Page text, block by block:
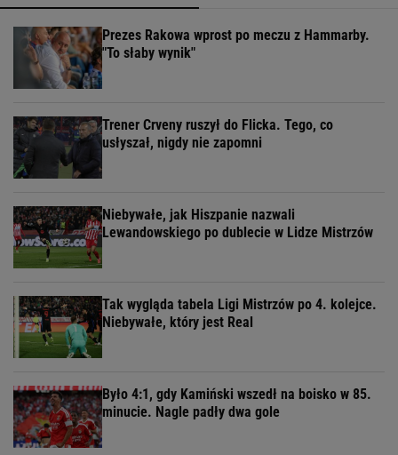
Prezes Rakowa wprost po meczu z Hammarby.
"To słaby wynik"
Trener Crveny ruszył do Flicka. Tego, co
usłyszał, nigdy nie zapomni
Niebywałe, jak Hiszpanie nazwali
Lewandowskiego po dublecie w Lidze Mistrzów
Tak wygląda tabela Ligi Mistrzów po 4. kolejce.
Niebywałe, który jest Real
Było 4:1, gdy Kamiński wszedł na boisko w 85.
minucie. Nagle padły dwa gole